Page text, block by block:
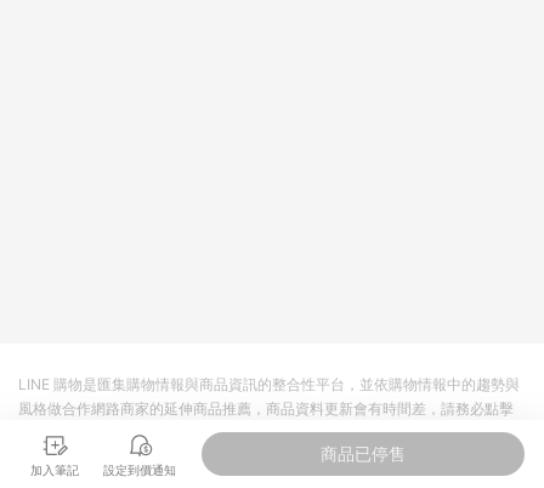
加入筆記 設定到價通知
商品已停售
LINE 購物是匯集購物情報與商品資訊的整合性平台，並依購物情報中的趨勢與
風格做合作網路商家的延伸商品推薦，商品資料更新會有時間差，請務必點擊
商品至各合作網路商家，確認現售價與購物條件，一切資訊以合作廠商網頁為
準。